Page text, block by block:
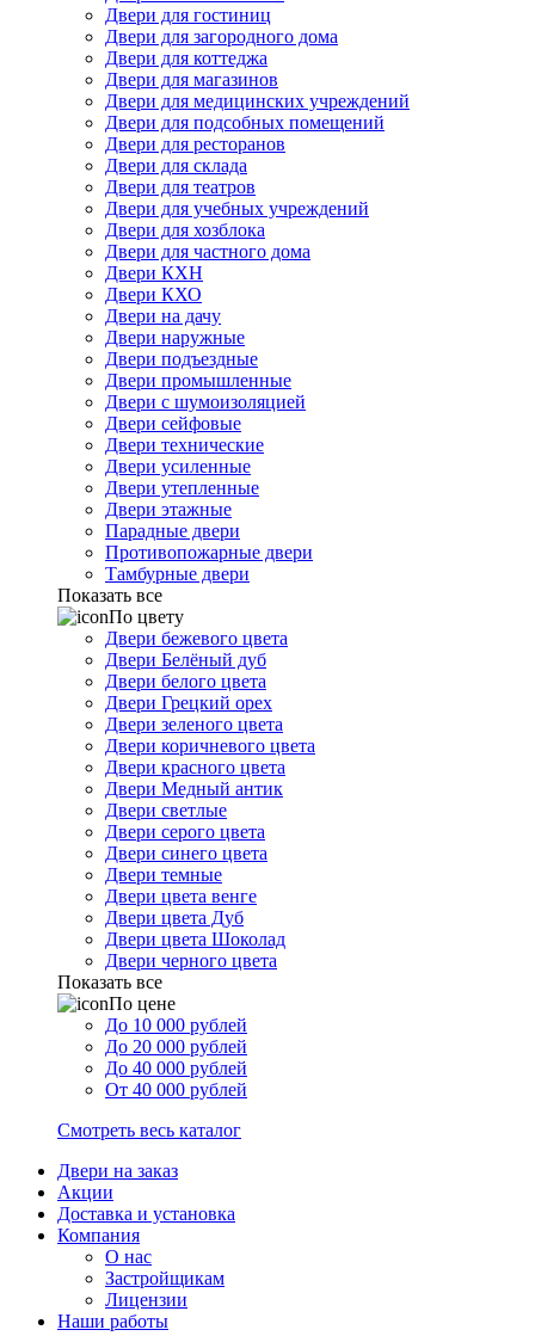
Двери для гостиниц
Двери для загородного дома
Двери для коттеджа
Двери для магазинов
Двери для медицинских учреждений
Двери для подсобных помещений
Двери для ресторанов
Двери для склада
Двери для театров
Двери для учебных учреждений
Двери для хозблока
Двери для частного дома
Двери КХН
Двери КХО
Двери на дачу
Двери наружные
Двери подъездные
Двери промышленные
Двери с шумоизоляцией
Двери сейфовые
Двери технические
Двери усиленные
Двери утепленные
Двери этажные
Парадные двери
Противопожарные двери
Тамбурные двери
Показать все
По цвету
Двери бежевого цвета
Двери Белёный дуб
Двери белого цвета
Двери Грецкий орех
Двери зеленого цвета
Двери коричневого цвета
Двери красного цвета
Двери Медный антик
Двери светлые
Двери серого цвета
Двери синего цвета
Двери темные
Двери цвета венге
Двери цвета Дуб
Двери цвета Шоколад
Двери черного цвета
Показать все
По цене
До 10 000 рублей
До 20 000 рублей
До 40 000 рублей
От 40 000 рублей
Смотреть весь каталог
Двери на заказ
Акции
Доставка и установка
Компания
О нас
Застройщикам
Лицензии
Наши работы